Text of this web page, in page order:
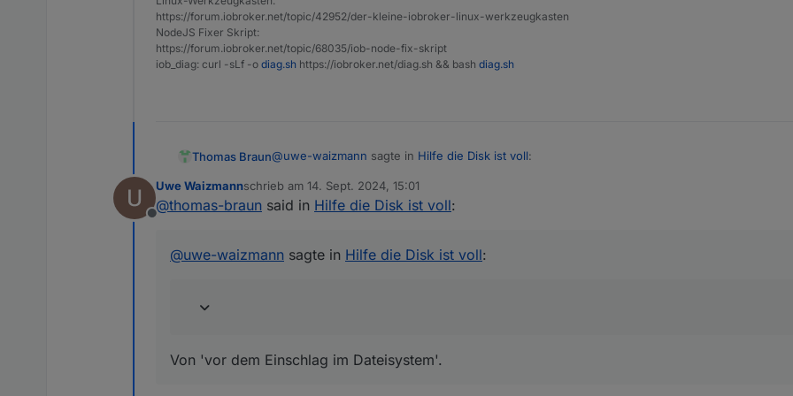
https://forum.iobroker.net/topic/42952/der-kleine-iobroker-linux-werkzeugkasten
NodeJS Fixer Skript:
https://forum.iobroker.net/topic/68035/iob-node-fix-skript
iob_diag: curl -sLf -o diag.sh https://iobroker.net/diag.sh && bash diag.sh
Thomas Braun@uwe-waizmann sagte in Hilfe die Disk ist voll:
Also Backup von gestern oder früher?
Von 'vor dem Einschlag im Dateisystem'.
Offline
Uwe Waizmannschrieb am 14. Sept. 2024, 15:01
zuletzt editiert von
@thomas-braun said in Hilfe die Disk ist voll:
@uwe-waizmann sagte in Hilfe die Disk ist voll:
Von 'vor dem Einschlag im Dateisystem'.